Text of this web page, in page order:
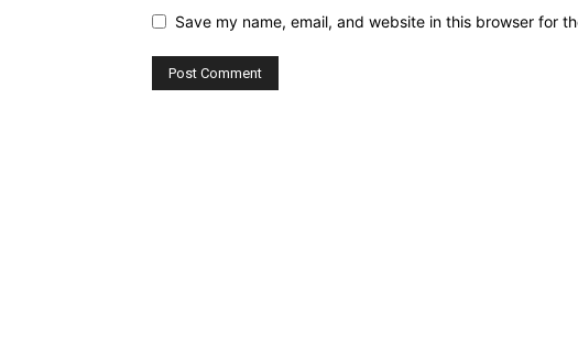
Save my name, email, and website in this browser for